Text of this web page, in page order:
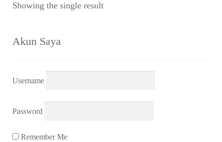
Showing the single result
Akun Saya
Username
Password
Remember Me